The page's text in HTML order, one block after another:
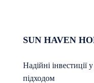
SUN HAVEN
Надійні інвестиції
підходом